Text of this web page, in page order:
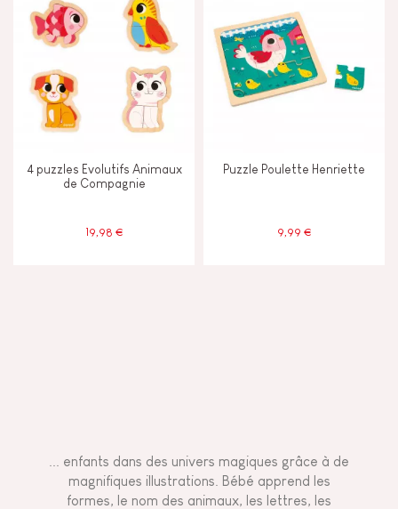
4 puzzles Evolutifs Animaux
de Compagnie
19,98 €
Puzzle Poulette Henriette
9,99 €
... enfants dans des univers magiques grâce à de
magnifiques illustrations. Bébé apprend les
formes, le nom des animaux, les lettres, les